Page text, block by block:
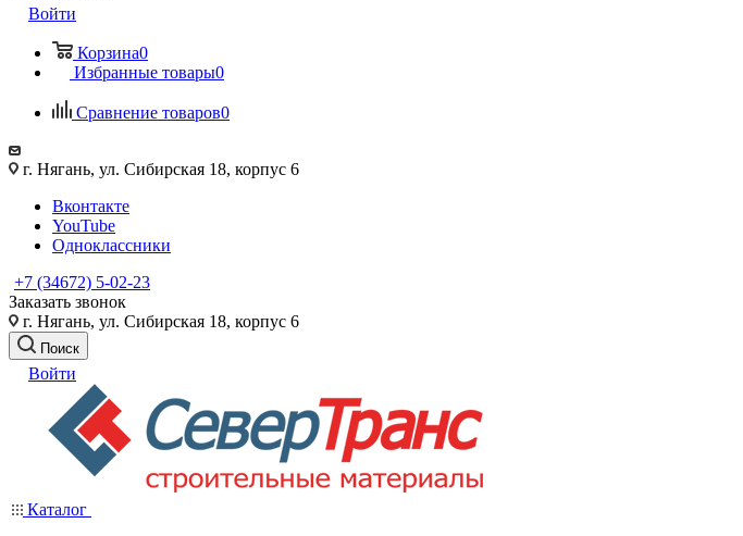
Войти
Корзина0
Избранные товары0
Сравнение товаров0
г. Нягань, ул. Сибирская 18, корпус 6
Вконтакте
YouTube
Одноклассники
+7 (34672) 5-02-23
Заказать звонок
г. Нягань, ул. Сибирская 18, корпус 6
Поиск
Войти
Каталог